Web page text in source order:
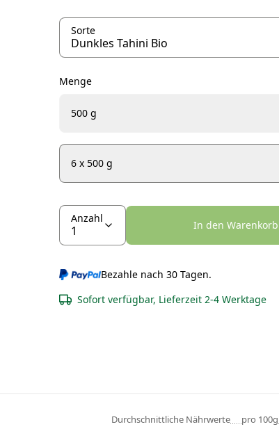
Sorte
Menge
500 g
6 x 500 g
Anzahl
In den Warenkorb
Bezahle nach 30 Tagen.
Sofort verfügbar, Lieferzeit 2-4 Werktage
Durchschnittliche Nährwerte
pro 100g